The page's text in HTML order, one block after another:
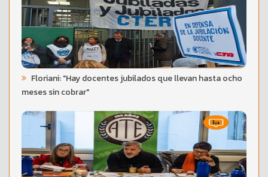
Floriani: "Hay docentes jubilados que llevan hasta ocho
meses sin cobrar"